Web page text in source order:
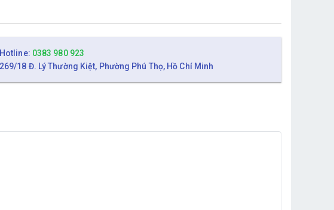
Hotline: 0383 980 923
269/18 Đ. Lý Thường Kiệt, Phường Phú Thọ, Hồ Chí Minh